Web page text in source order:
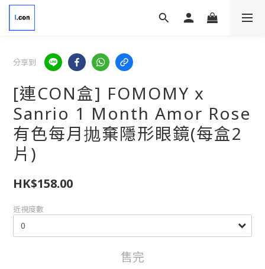
分享到
[連CON盒] FOMOMY x
Sanrio 1 Month Amor Rose
有色每月抛棄隱形眼鏡(每盒2
片)
HK$158.00
近視度數
售完